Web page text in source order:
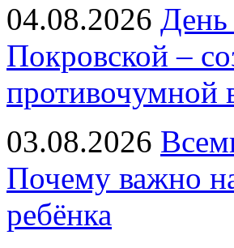
04.08.2026
Покровской –
противочумной
03.08.2026
Почему важно
ребёнка